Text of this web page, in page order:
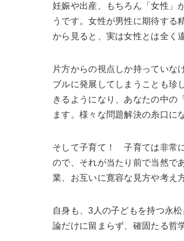
妊娠や出産、もちろん「女性」
うです。女性が男性に期待する
から見ると、実は女性とは全く
片方からの視点しか持っていな
ブルに発展してしまうことも珍
きるようになり、あなたの中の
ます。様々な問題解決の糸口に
そして子育て！ 子育ては非常
ので、それが当たり前で当然で
業、お互いに寛容な見方や考え
自身も、3人の子どもを持つ永
論だけに留まらず、確固たる哲